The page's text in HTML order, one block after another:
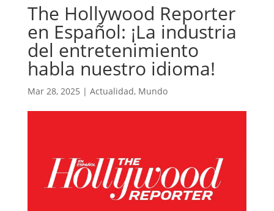
The Hollywood Reporter
en Español: ¡La industria
del entretenimiento
habla nuestro idioma!
Mar 28, 2025 | Actualidad, Mundo